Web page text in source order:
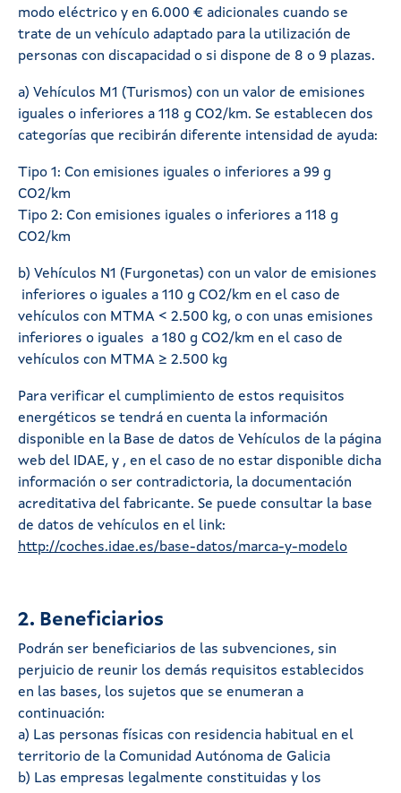
modo eléctrico y en 6.000 € adicionales cuando se
trate de un vehículo adaptado para la utilización de
personas con discapacidad o si dispone de 8 o 9 plazas.
a) Vehículos M1 (Turismos) con un valor de emisiones
iguales o inferiores a 118 g CO2/km. Se establecen dos
categorías que recibirán diferente intensidad de ayuda:
Tipo 1: Con emisiones iguales o inferiores a 99 g
CO2/km
Tipo 2: Con emisiones iguales o inferiores a 118 g
CO2/km
b) Vehículos N1 (Furgonetas) con un valor de emisiones
inferiores o iguales a 110 g CO2/km en el caso de
vehículos con MTMA < 2.500 kg, o con unas emisiones
inferiores o iguales a 180 g CO2/km en el caso de
vehículos con MTMA ≥ 2.500 kg
Para verificar el cumplimiento de estos requisitos
energéticos se tendrá en cuenta la información
disponible en la Base de datos de Vehículos de la página
web del IDAE, y , en el caso de no estar disponible dicha
información o ser contradictoria, la documentación
acreditativa del fabricante. Se puede consultar la base
de datos de vehículos en el link:
http://coches.idae.es/base-datos/marca-y-modelo
2. Beneficiarios
Podrán ser beneficiarios de las subvenciones, sin
perjuicio de reunir los demás requisitos establecidos
en las bases, los sujetos que se enumeran a
continuación:
a) Las personas físicas con residencia habitual en el
territorio de la Comunidad Autónoma de Galicia
b) Las empresas legalmente constituidas y los